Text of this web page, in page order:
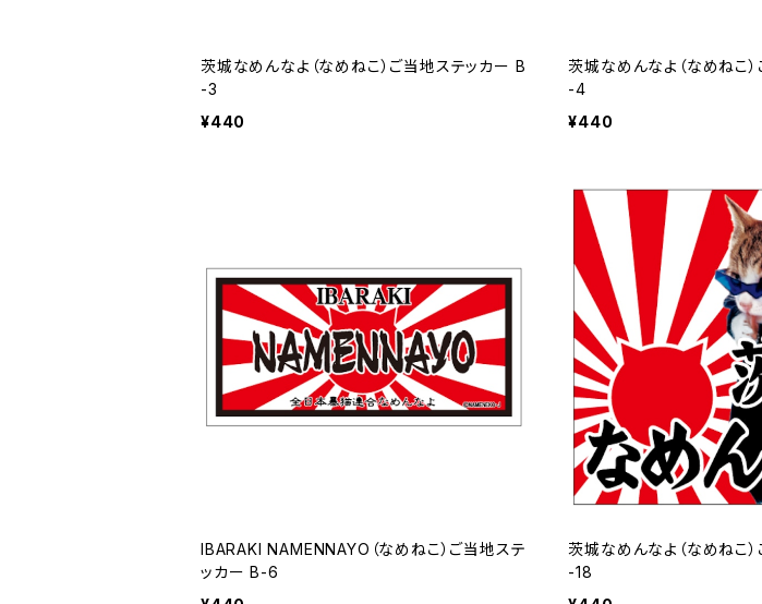
茨城なめんなよ（なめねこ）ご当地ステッカー B
-3
¥440
茨城なめんなよ（なめねこ
-4
¥440
IBARAKI NAMENNAYO（なめねこ）ご当地ステ
ッカー B-6
茨城なめんなよ（なめねこ
-18